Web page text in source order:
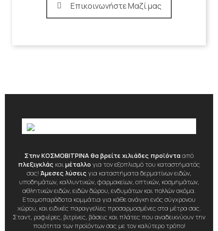
Επικοινωνήστε Μαζί μας
Στην ΚΟΣΜΟΒΙΤΡΙΝΑ θα βρείτε χιλιάδες προϊόντααπό
πλεξιγκλάς καιμέταλλο για τον εξοπλισμό του καταστήματός
σας! Άμεσες λύσεις για καταστήματα δερματίνων ειδών,
υποδημάτων, καλλυντικών, φαρμακείων, οπτικών, κοσμημάτων,
αθλητικών ειδών, ειδών δώρου, ενδυμάτων και πολλών ακόμα.
Ετοιμοπαράδοτα κομμάτια για κάθε ανάγκη ενός σύγχρονου
χώρου, και ειδικές παραγγελίες προσαρμοσμένες στα μέτρα σας.
Σταντ, ραφιέρες, βιτρίνες, βάσεις και πλάτες που αναδεικνύουν την
ποιότητα των προϊόντων σας με τον καλύτερο τρόπο!